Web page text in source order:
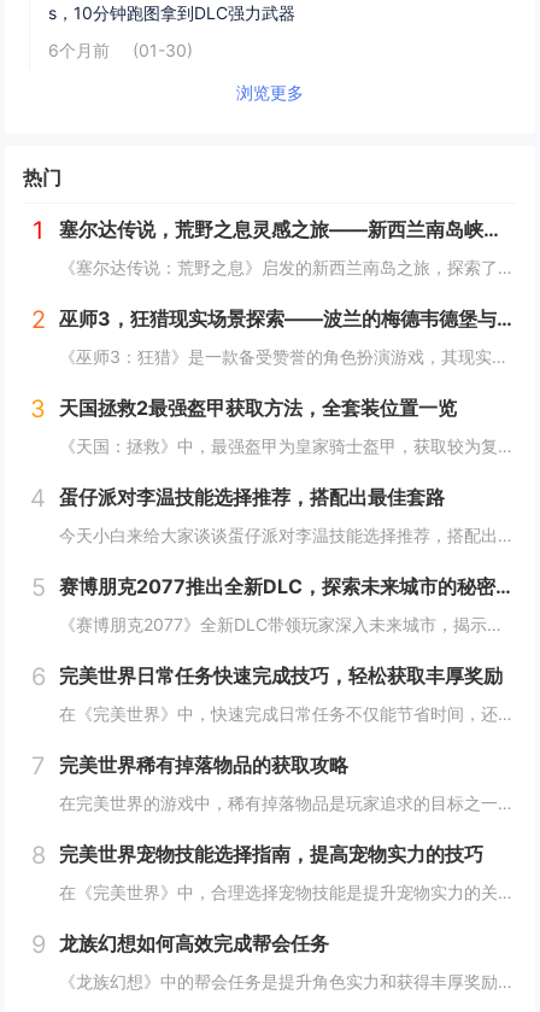
s，10分钟跑图拿到DLC强力武器
6个月前
(01-30)
浏览更多
热门
1 塞尔达传说，荒野之息灵感之旅——新西兰南岛峡湾探秘与荒野生存体验
《塞尔达传说：荒野之息》启发的新西兰南岛之旅，探索了其壮丽的自然风光与荒野生存体验。在峡湾国家公园，你将亲历游戏般的奇妙景色，从镜面般的湖泊、雄伟的山脉到神秘的森林，每一处都仿佛是游戏中的场景再现。你可以参与野外生存活动，学习采集、搭建庇护...
2 巫师3，狂猎现实场景探索——波兰的梅德韦德堡与温特堡城堡的奇幻之旅
《巫师3：狂猎》是一款备受赞誉的角色扮演游戏，其现实中的灵感来源之一是波兰的梅德韦德堡和温特堡城堡。这两处地点以其独特的中世纪建筑风格和壮丽的自然风光，为游戏营造了奇幻而真实的背景。梅德韦德堡位于波兰南部，拥有悠久的历史和神秘氛围；而温特堡...
3 天国拯救2最强盔甲获取方法，全套装位置一览
《天国：拯救》中，最强盔甲为皇家骑士盔甲，获取较为复杂。首先需完成“皇家侍卫”任务线，帮助亨利成为国王的私人护卫。之后，在王宫内找到盔甲的具体位置，通常藏于密室或特定房间。完成相关任务后，玩家可获得这套顶级装备，大幅提升防御力和战斗能力。游...
4 蛋仔派对李温技能选择推荐，搭配出最佳套路
今天小白来给大家谈谈蛋仔派对李温技能选择推荐，搭配出最佳套路，以及蛋仔派对攻略对应的知识点，希望对大家有所帮助，不要忘了收藏本站呢今天给各位分享蛋仔派对李温技能选择推荐，搭配出最佳套路的知识，其中也会对蛋仔派对攻略进行解释，如果能碰巧解决你...
5 赛博朋克2077推出全新DLC，探索未来城市的秘密和新任务
《赛博朋克2077》全新DLC带领玩家深入未来城市，揭示隐藏的秘密并开启一系列新任务。在这一扩展内容中，玩家将有机会探索更多未知区域，体验丰富多彩的剧情，与全新角色互动，进一步丰富游戏世界的沉浸感与可玩性。今天小白来给大家谈谈《赛博朋克20...
6 完美世界日常任务快速完成技巧，轻松获取丰厚奖励
在《完美世界》中，快速完成日常任务不仅能节省时间，还能确保玩家获得丰厚的奖励。合理规划任务路线，优先选择高经验值和金币奖励的任务。利用双倍经验时间进行任务，可以事半功倍。组队完成任务效率更高，特别是对于需要击败强大敌人的任务。不要忘记使用游...
7 完美世界稀有掉落物品的获取攻略
在完美世界的游戏中，稀有掉落物品是玩家追求的目标之一。这些物品通常只能通过特定的活动、副本或怪物获得，且掉落率极低。为了提高获取几率，玩家可以组队参与高难度副本，多次挑战以增加机会；参加限时活动，如节日庆典和特殊任务，这些活动往往会有额外奖...
8 完美世界宠物技能选择指南，提高宠物实力的技巧
在《完美世界》中，合理选择宠物技能是提升宠物实力的关键。优先考虑增强宠物基础属性的技能，如攻击、防御和生命值。根据宠物类型和定位，选择合适的主动或被动技能，如控制、辅助或输出技能。利用宠物技能书升级技能等级，以及通过宠物合成功能优化技能组合...
9 龙族幻想如何高效完成帮会任务
《龙族幻想》中的帮会任务是提升角色实力和获得丰厚奖励的重要途径。要高效完成帮会任务，首先需要合理安排时间，选择高效率的任务组合，如组队完成副本或集体参与帮会活动。利用好帮会资源，如经验药水、加速道具等，可以显著提高任务完成速度。积极与帮会成...